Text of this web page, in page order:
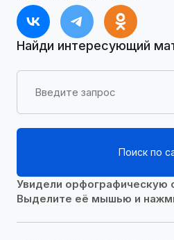
Найди интересующий
Поиск по
Увидели орфографическую
Выделите её мышью и